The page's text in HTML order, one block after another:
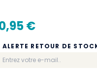
€
ALERTE RETOUR DE